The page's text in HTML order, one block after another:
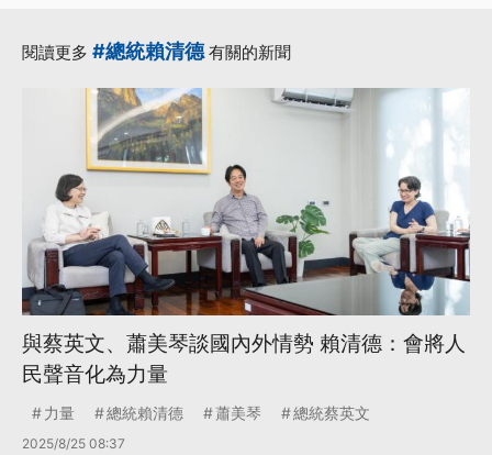
Donald Trump·
Joe Biden·
Nancy Pelosi·國會議員
跨性別·更多...
閱讀更多 #總統賴清德有關的新聞
與蔡英文、蕭美琴談國內外情勢 賴清德：會將人
民聲音化為力量
力量 總統賴清德 蕭美琴 總統蔡英文
2025/8/25 08:37